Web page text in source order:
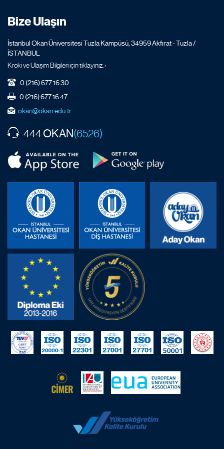
Bize Ulaşın
İstanbul Okan Üniversitesi Tuzla Kampüsü, 34959 Akfırat - Tuzla /
İSTANBUL
Kroki ve Ulaşım Bilgileri için tıklayınız. ›
0 (216) 677 16 30
0 (216) 677 16 47
okan@okan.edu.tr
444OKAN(6526)